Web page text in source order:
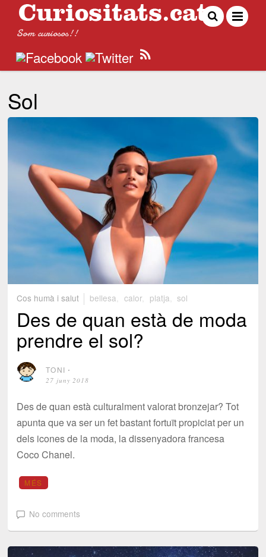
Som curiosos!!
Sol
Cos humà i salut bellesa calor, platja sol
Des de quan està de moda
prendre el sol?
TONI ⋅
27 juny 2018
Des de quan està culturalment valorat bronzejar? Tot
apunta que va ser un fet bastant fortuït propiciat per un
dels icones de la moda, la dissenyadora francesa
Coco Chanel.
MÉS
No comments